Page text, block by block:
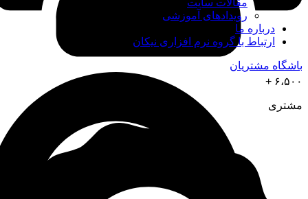
مقالات سایت
رویدادهای آموزشی
درباره ما
ارتباط با گروه نرم افزاری نیکان
باشگاه مشتریان
۶،۵۰۰ +
مشتری